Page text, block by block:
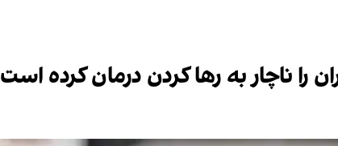
را ناچار به رها کردن درمان کرده است